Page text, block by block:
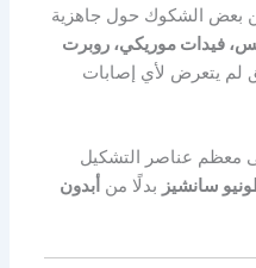
بعض الشكوك حول جاهزية
فيدات موريكي، روبرت
لم يتعرض لأي إصابات
معظم عناصر التشكيل
سانشيز بدلًا من أبدون